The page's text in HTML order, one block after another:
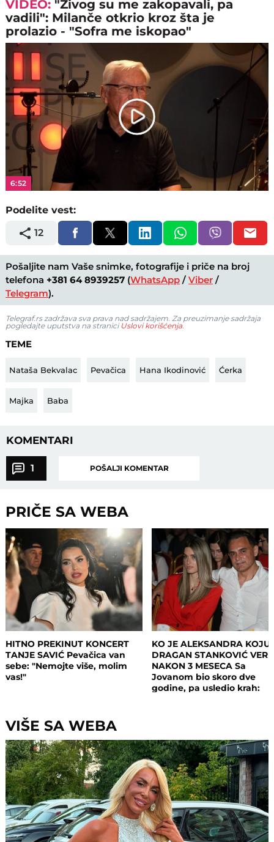
VIDEO: "Živog su me zakopavali, pa
vadili": Milanče otkrio kroz šta je
prolazio - "Sofra me iskopao"
Play
Video
6:52
Podelite vest:
12
Pošaljite nam Vaše snimke, fotografije i priče na broj
telefona +381 64 8939257 (WhatsApp /Viber /
Telegram).
Telegraf.rs zadržava sva prava nad sadržajem. Za preuzimanje sadržaja
pogledajte uputstva na stranici Uslovi korišćenja.
TEME
Nataša Bekvalac Pevačica Hana Ikodinović Ćerka
Majka Baba
KOMENTARI
1 POŠALJI KOMENTAR
PRIČE SA WEBA
HITNO PREKINUT KONCERT
TANJE SAVIĆ Pevačica van
sebe: "Nemojte više, molim
vas!"
KO JE ALEKSANDRA KOJU
DRAGAN STANKOVIĆ
NAKON 3 MESECA Sa
Jovanom bio skoro dve
godine, pa usledio krah:
VIŠE SA WEBA